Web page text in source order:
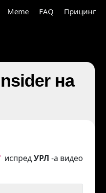
Meme FAQ Прицинг
на
испредУРЛ -а видео